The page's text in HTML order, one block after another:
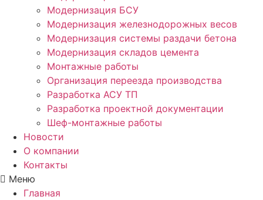
Модернизация БСУ
Модернизация железнодорожных весов
Модернизация системы раздачи бетона
Модернизация складов цемента
Монтажные работы
Организация переезда производства
Разработка АСУ ТП
Разработка проектной документации
Шеф-монтажные работы
Новости
О компании
Контакты
Меню
Главная